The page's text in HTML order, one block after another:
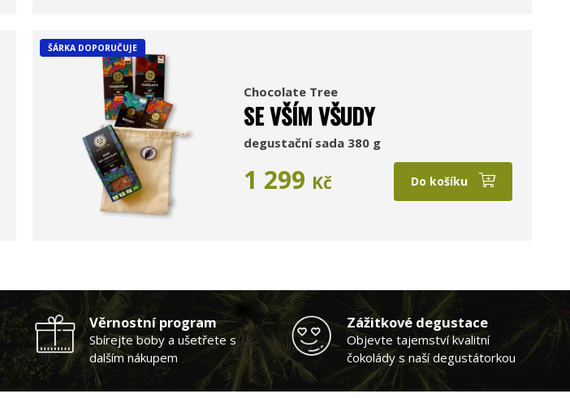
ŠÁRKA DOPORUČUJE
Chocolate Tree
SE VŠÍM VŠUDY
degustační sada 380 g
1 299 Kč Do košíku
Věrnostní program
Sbírejte boby a ušetřete s
dalším nákupem
Zážitkové degustace
Objevte tajemství kvalitní
čokolády s naší degustátorkou